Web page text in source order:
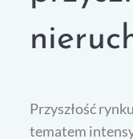
Przyszłość
tematem